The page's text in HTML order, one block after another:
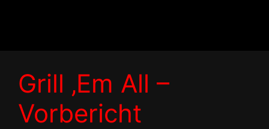
Grill ‚Em All –
Vorbericht